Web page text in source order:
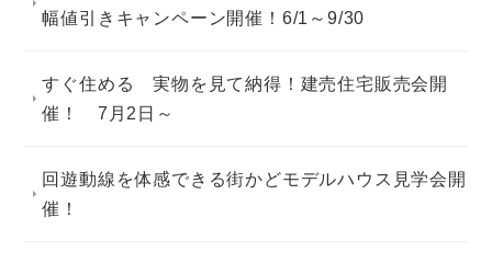
幅値引きキャンペーン開催！6/1～9/30
すぐ住める 実物を見て納得！建売住宅販売会開
催！ 7月2日～
回遊動線を体感できる街かどモデルハウス見学会開
催！